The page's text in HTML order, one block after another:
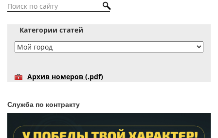
Категории статей
Архив номеров (.pdf)
Служба по контракту